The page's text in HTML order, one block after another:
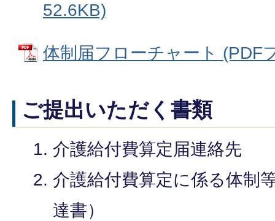
52.6KB)
体制届フローチャート (PDF
ご提出いただく書類
介護給付費算定届連絡先
介護給付費算定に係る体制
達書）